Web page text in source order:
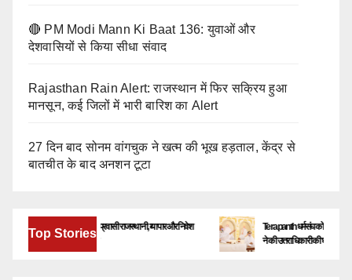
🔴 PM Modi Mann Ki Baat 136: युवाओं और
देशवासियों से किया सीधा संवाद
Rajasthan Rain Alert: राजस्थान में फिर सक्रिय हुआ
मानसून, कई जिलों में भारी बारिश का Alert
27 दिन बाद सोनम वांगचुक ने खत्म की भूख हड़ताल, केंद्र से
बातचीत के बाद अनशन टूटा
Top Stories
बेंगलूरु में जुटेंगे देश-विदेश के प्रवासी राजस्थानी, व्यापार और निवेश
के नए अवसरों पर होगा मंथन
Terapanth धर्मसंघ को मिला नया युवाचार्य |
ने की उत्तराधिकारी की घोषणा